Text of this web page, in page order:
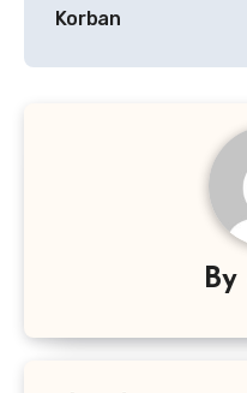
Korban
By